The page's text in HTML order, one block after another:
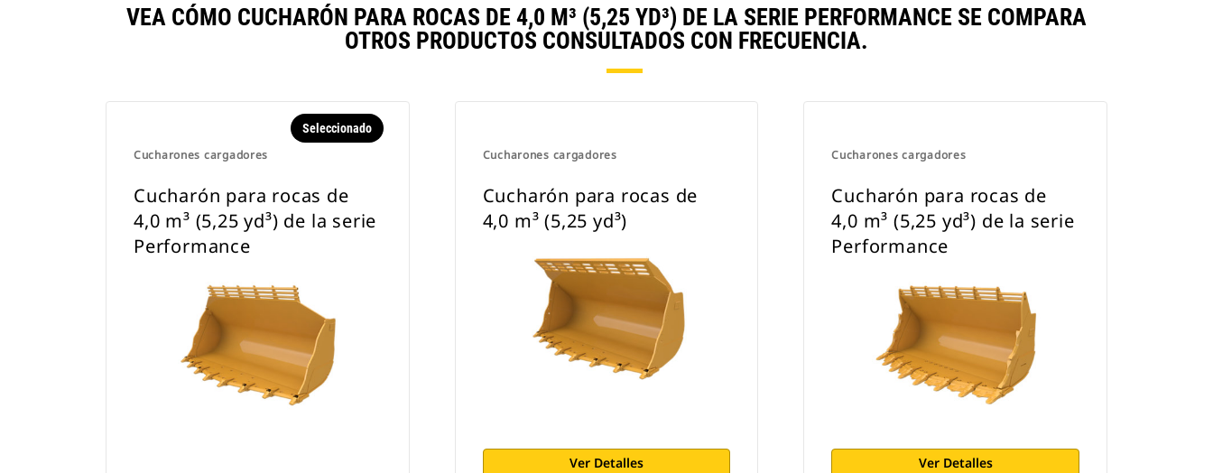
VEA CÓMO CUCHARÓN PARA ROCAS DE 4,0 M³ (5,25 YD³) DE LA SERIE PERFORMANCE SE COMPARA
OTROS PRODUCTOS CONSULTADOS CON FRECUENCIA.
Cucharones cargadores
Seleccionado
Cucharón para rocas de
4,0 m³ (5,25 yd³) de la serie
Performance
Cucharones cargadores
Cucharón para rocas de
4,0 m³ (5,25 yd³)
Ver Detalles
Cucharones cargadores
Cucharón para rocas de
4,0 m³ (5,25 yd³) de la serie
Performance
Ver Detalles